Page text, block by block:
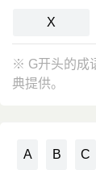
X
※ G开头的成
典提供。
A B C